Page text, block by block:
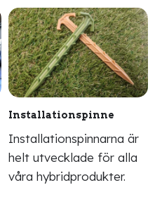
Installationspinne
Installationspinnarna är
helt utvecklade för alla
våra hybridprodukter.